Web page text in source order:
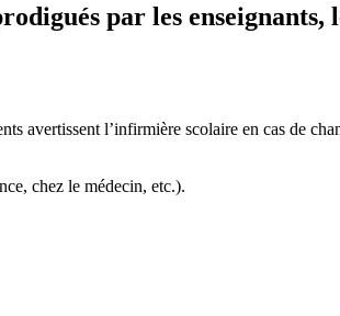
par les enseignants,
avertissent l’infirmière scolaire en cas de
chez le médecin, etc.).